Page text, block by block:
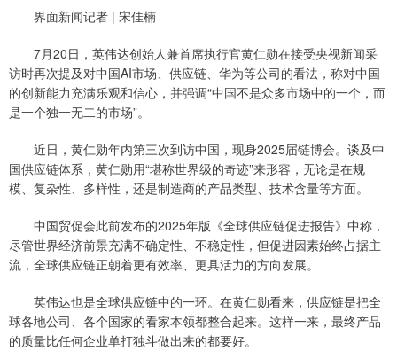
界面新闻记者 | 宋佳楠
7月20日，英伟达创始人兼首席执行官黄仁勋在接受央视新闻采
访时再次提及对中国AI市场、供应链、华为等公司的看法，称对中国
的创新能力充满乐观和信心，并强调“中国不是众多市场中的一个，而
是一个独一无二的市场”。
近日，黄仁勋年内第三次到访中国，现身2025届链博会。谈及中
国供应链体系，黄仁勋用“堪称世界级的奇迹”来形容，无论是在规
模、复杂性、多样性，还是制造商的产品类型、技术含量等方面。
中国贸促会此前发布的2025年版《全球供应链促进报告》中称，
尽管世界经济前景充满不确定性、不稳定性，但促进因素始终占据主
流，全球供应链正朝着更有效率、更具活力的方向发展。
英伟达也是全球供应链中的一环。在黄仁勋看来，供应链是把全
球各地公司、各个国家的看家本领都整合起来。这样一来，最终产品
的质量比任何企业单打独斗做出来的都要好。